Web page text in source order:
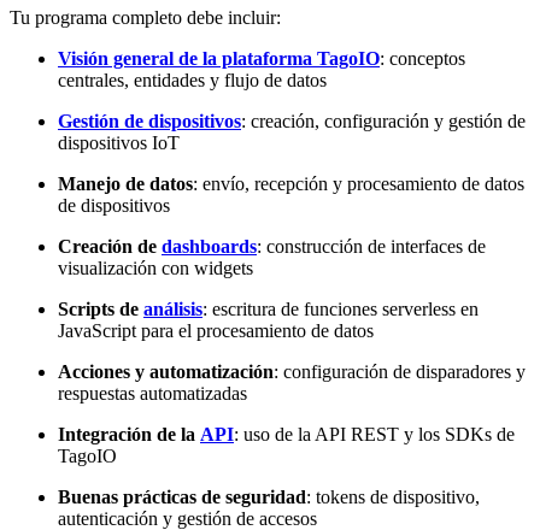
Tu programa completo debe incluir:
Visión general de la plataforma TagoIO: conceptos
centrales, entidades y flujo de datos
Gestión de dispositivos: creación, configuración y gestión de
dispositivos IoT
Manejo de datos: envío, recepción y procesamiento de datos
de dispositivos
Creación de dashboards: construcción de interfaces de
visualización con widgets
Scripts de análisis: escritura de funciones serverless en
JavaScript para el procesamiento de datos
Acciones y automatización: configuración de disparadores y
respuestas automatizadas
Integración de la API: uso de la API REST y los SDKs de
TagoIO
Buenas prácticas de seguridad: tokens de dispositivo,
autenticación y gestión de accesos